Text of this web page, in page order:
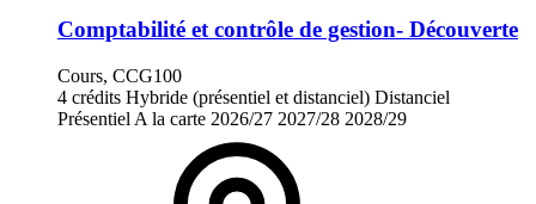
Comptabilité et contrôle de gestion- Découverte
Cours, CCG100
4 crédits Hybride (présentiel et distanciel) Distanciel
Présentiel A la carte 2026/27 2027/28 2028/29